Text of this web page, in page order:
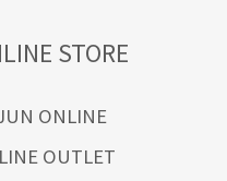
STORE
ONLINE
OUTLET